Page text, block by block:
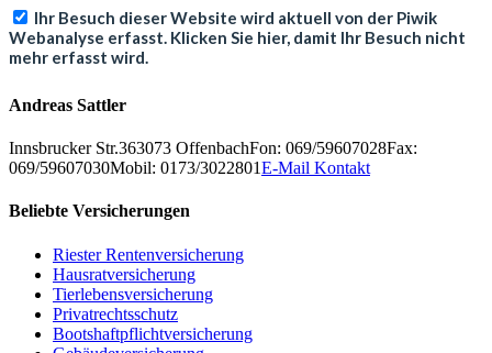
Andreas Sattler
Innsbrucker Str.363073 OffenbachFon: 069/59607028Fax:
069/59607030Mobil: 0173/3022801E-Mail Kontakt
Beliebte Versicherungen
Riester Rentenversicherung
Hausratversicherung
Tierlebensversicherung
Privatrechtsschutz
Bootshaftpflichtversicherung